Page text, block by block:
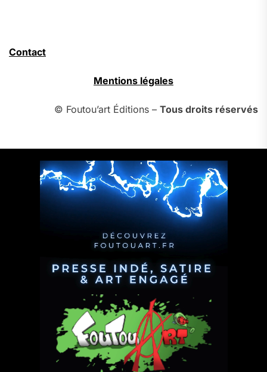
Contact
Mentions légales
© Foutou’art Éditions – Tous droits réservés